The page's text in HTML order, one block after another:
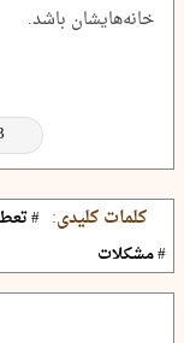
خانه‌هایشان باشد.
کلمات کلیدی: #
# مشکلات